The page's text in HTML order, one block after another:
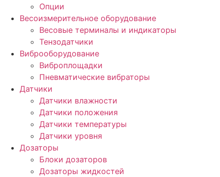
Опции
Весоизмерительное оборудование
Весовые терминалы и индикаторы
Тензодатчики
Виброоборудование
Виброплощадки
Пневматические вибраторы
Датчики
Датчики влажности
Датчики положения
Датчики температуры
Датчики уровня
Дозаторы
Блоки дозаторов
Дозаторы жидкостей